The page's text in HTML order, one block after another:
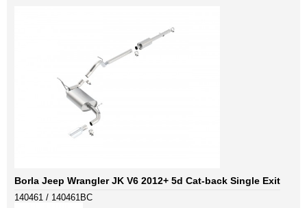
Borla Jeep Wrangler JK V6 2012+ 5d Cat-back Single Exit
140461 / 140461BC